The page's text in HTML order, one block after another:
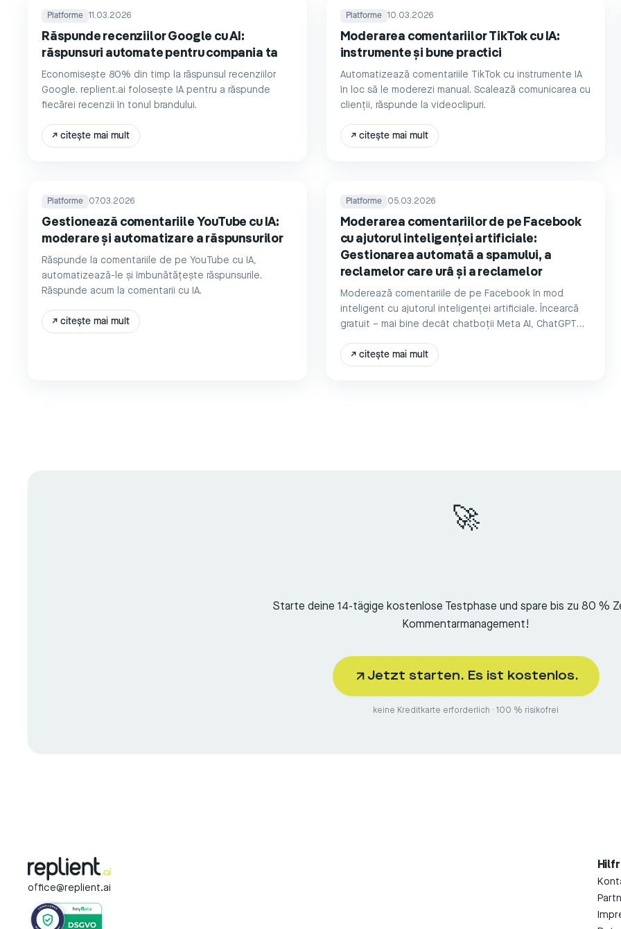
Platforme 11.03.2026
Răspunde recenziilor Google cu AI:
răspunsuri automate pentru compania ta
Economisește 80% din timp la răspunsul recenziilor
Google. replient.ai folosește IA pentru a răspunde
fiecărei recenzii în tonul brandului.
↗ citește mai mult
Platforme 10.03.2026
Moderarea comentariilor TikTok cu IA:
instrumente și bune practici
Automatizează comentariile TikTok cu instrumente IA
în loc să le moderezi manual. Scalează comunicarea cu
clienții, răspunde la videoclipuri.
↗ citește mai mult
Platforme 07.03.2026
Gestionează comentariile YouTube cu IA:
moderare și automatizare a răspunsurilor
Răspunde la comentariile de pe YouTube cu IA,
automatizează-le și îmbunătățește răspunsurile.
Răspunde acum la comentarii cu IA.
↗ citește mai mult
Platforme 05.03.2026
Moderarea comentariilor de pe Facebook
cu ajutorul inteligenței artificiale:
Gestionarea automată a spamului, a
reclamelor care urâ și a reclamelor
Moderează comentariile de pe Facebook în mod
inteligent cu ajutorul inteligenței artificiale. Încearcă
gratuit – mai bine decât chatboții Meta AI, ChatGPT
↗ citește mai mult
🚀
Starte deine 14-tägige kostenlose Testphase und spare bis zu 80 %
Kommentarmanagement!
Jetzt starten. Es ist kostenlos.
keine Kreditkarte erforderlich · 100 % risikofrei
office@replient.ai